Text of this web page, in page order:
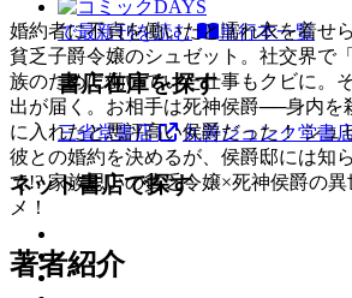
で最新刊を読む 単行本一覧
書店在庫を探す
三省堂書店 丸善ジュンク堂書
ネット書店で探す
婚約者に不貞を働いたと濡れ衣を着せ
貧乏子爵令嬢のシュゼット。社交界で
族のために働いていた仕事もクビに。
出が届く。お相手は死神侯爵──身内を
に入れたと悪評高い侯爵だった！ シュ
彼との婚約を決めるが、侯爵邸には知
て!? 家族思いの貧乏令嬢×死神侯爵の
メ！
著者紹介